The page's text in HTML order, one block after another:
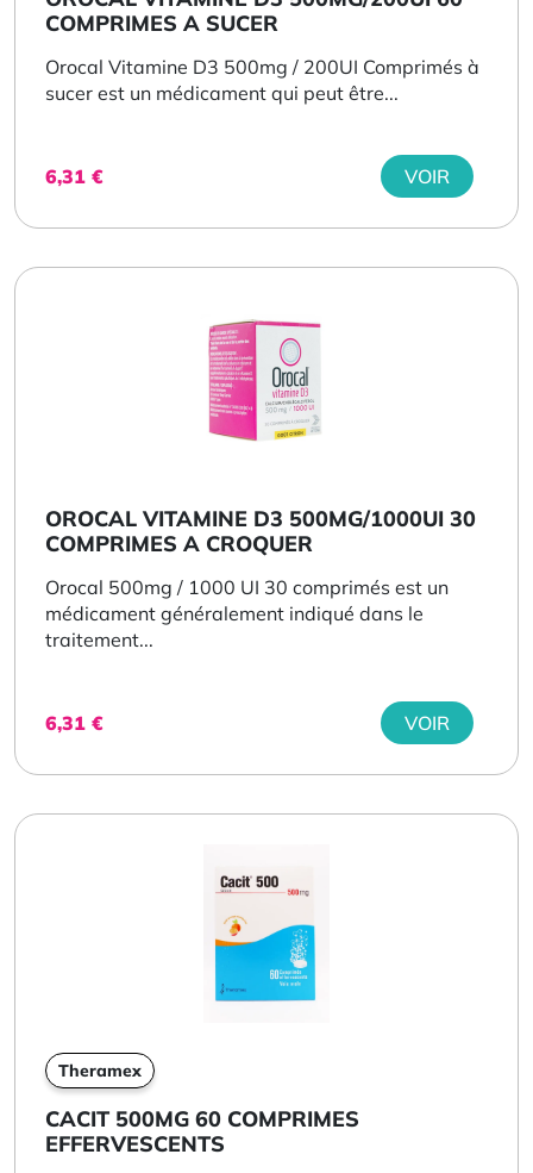
COMPRIMES A SUCER
Orocal Vitamine D3 500mg / 200UI Comprimés à
sucer est un médicament qui peut être...
6,31 € VOIR
OROCAL VITAMINE D3 500MG/1000UI 30
COMPRIMES A CROQUER
Orocal 500mg / 1000 UI 30 comprimés est un
médicament généralement indiqué dans le
traitement...
6,31 € VOIR
Theramex
CACIT 500MG 60 COMPRIMES
EFFERVESCENTS